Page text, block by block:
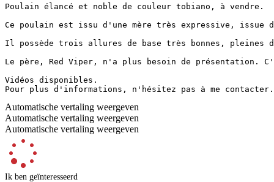
Poulain élancé et noble de couleur tobiano, à vendre.
Ce poulain est issu d'une mère très expressive,
Il possède trois allures de base très bonnes, pleines
Le père, Red Viper, n'a plus besoin de présentation.
Vidéos disponibles.
Pour plus d'informations, n'hésitez pas à me contacter.
Automatische vertaling weergeven
Automatische vertaling weergeven
Automatische vertaling weergeven
Ik ben geïnteresseerd